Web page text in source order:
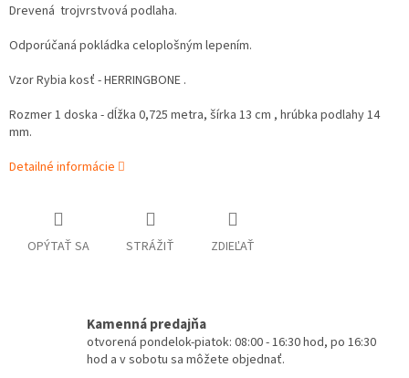
Drevená trojvrstvová podlaha.
Odporúčaná pokládka celoplošným lepením.
Vzor Rybia kosť - HERRINGBONE .
Rozmer 1 doska - dĺžka 0,725 metra, šírka 13 cm , hrúbka podlahy 14
mm.
Detailné informácie
OPÝTAŤ SA STRÁŽIŤ ZDIEĽAŤ
Kamenná predajňa
otvorená pondelok-piatok: 08:00 - 16:30 hod, po 16:30
hod a v sobotu sa môžete objednať.